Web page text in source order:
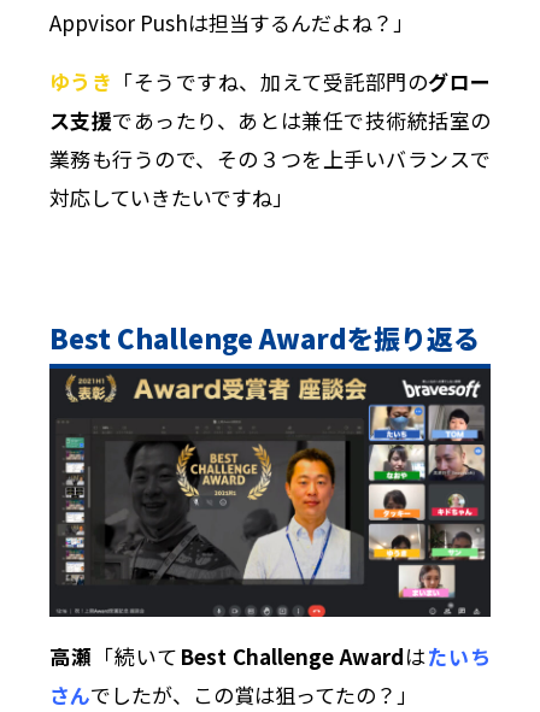
Appvisor Pushは担当するんだよね？」
ゆうき 「そうですね、加えて受託部門のグロー
ス支援であったり、あとは兼任で技術統括室の
業務も行うので、その３つを上手いバランスで
対応していきたいですね」
Best Challenge Awardを振り返る
高瀬 「続いて Best Challenge Awardはたいち
さんでしたが、この賞は狙ってたの？」